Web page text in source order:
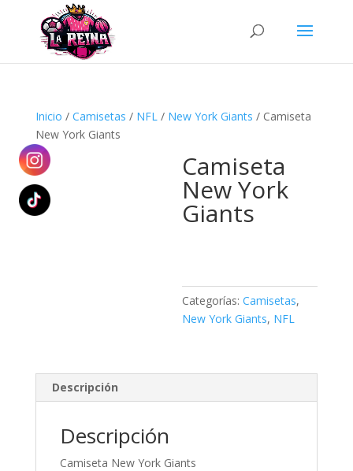
Búsqueda
productos
Inicio / Camisetas / NFL/ New York Giants / Camiseta
New York Giants
Camiseta
New York
Giants
Categorías:Camisetas,
New York Giants, NFL
Descripción
Descripción
Camiseta New York Giants